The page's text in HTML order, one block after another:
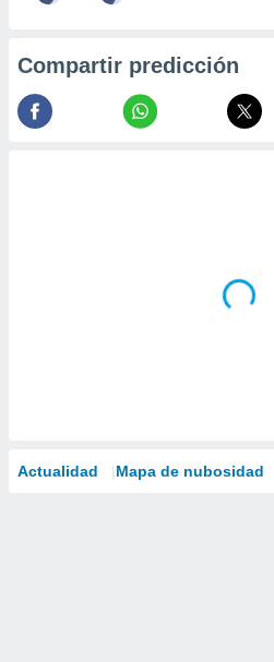
Compartir predicción
Actualidad Mapa de nubosidad